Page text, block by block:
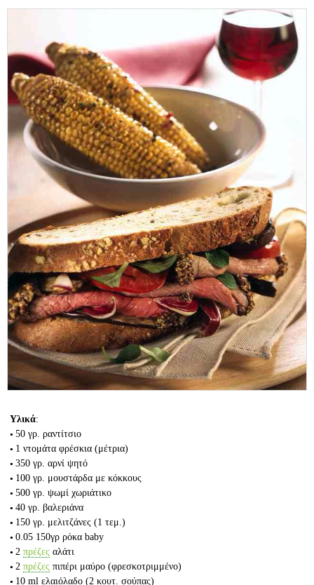
Υλικά:
50 γρ. ραντίτσιο
1 ντομάτα φρέσκια (μέτρια)
350 γρ. αρνί ψητό
100 γρ. μουστάρδα με κόκκους
500 γρ. ψωμί χωριάτικο
40 γρ. βαλεριάνα
150 γρ. μελιτζάνες (1 τεμ.)
0.05 150γρ ρόκα baby
2 πρέζες αλάτι
2 πρέζες πιπέρι μαύρο (φρεσκοτριμμένο)
10 ml ελαιόλαδο (2 κουτ. σούπας)